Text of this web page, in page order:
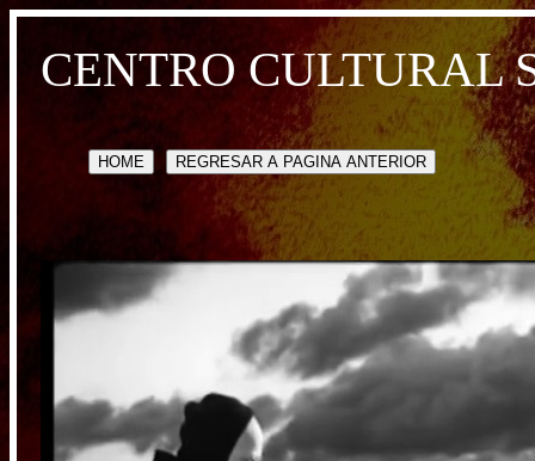
CENTRO CULTURAL
HOME REGRESAR A PAGINA ANTERIOR